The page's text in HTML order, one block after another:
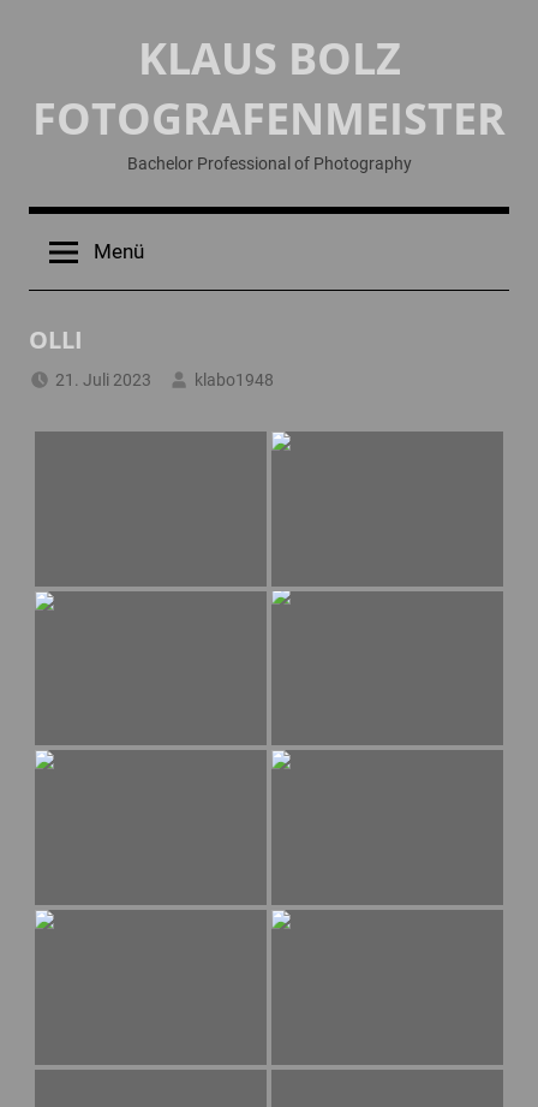
KLAUS BOLZ
FOTOGRAFENMEISTER
Bachelor Professional of Photography
Menü
OLLI
21. Juli 2023 klabo1948